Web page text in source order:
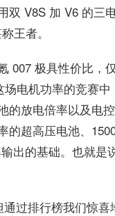
双 V8S 加 V6 的三
王者。
007 极具性价比，
电机功率的竞赛
的放电倍率以及电
的超高压电池、
出的基础。也就是
过排行榜我们惊喜